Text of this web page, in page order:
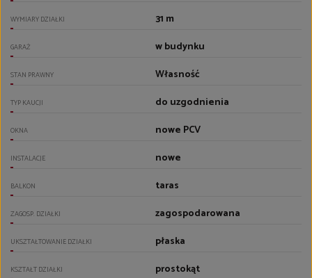
WYMIARY DZIAŁKI 31 m
GARAŻ w budynku
STAN PRAWNY Własność
TYP KAUCJI do uzgodnienia
OKNA nowe PCV
INSTALACJE nowe
BALKON taras
ZAGOSP. DZIAŁKI zagospodarowana
UKSZTAŁTOWANIE DZIAŁKI płaska
KSZTAŁT DZIAŁKI prostokąt